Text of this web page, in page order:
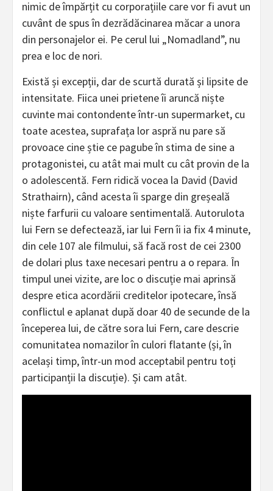
nimic de împărțit cu corporațiile care vor fi avut un
cuvânt de spus în dezrădăcinarea măcar a unora
din personajelor ei. Pe cerul lui „Nomadland”, nu
prea e loc de nori.
Există și excepții, dar de scurtă durată și lipsite de
intensitate. Fiica unei prietene îi aruncă niște
cuvinte mai contondente într-un supermarket, cu
toate acestea, suprafața lor aspră nu pare să
provoace cine știe ce pagube în stima de sine a
protagonistei, cu atât mai mult cu cât provin de la
o adolescentă. Fern ridică vocea la David (David
Strathairn), când acesta îi sparge din greșeală
niște farfurii cu valoare sentimentală. Autorulota
lui Fern se defectează, iar lui Fern îi ia fix 4 minute,
din cele 107 ale filmului, să facă rost de cei 2300
de dolari plus taxe necesari pentru a o repara. În
timpul unei vizite, are loc o discuție mai aprinsă
despre etica acordării creditelor ipotecare, însă
conflictul e aplanat după doar 40 de secunde de la
începerea lui, de către sora lui Fern, care descrie
comunitatea nomazilor în culori flatante (și, în
același timp, într-un mod acceptabil pentru toți
participanții la discuție). Și cam atât.